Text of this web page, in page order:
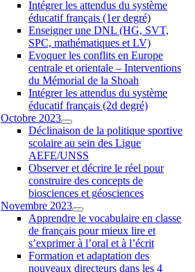
Intégrer les attendus du système
éducatif français (1er degré)
Enseigner une DNL (HG, SVT,
SPC, mathématiques et LV)
Evoquer les conflits en Europe
centrale et orientale – Interventions
du Mémorial de la Shoah
Intégrer les attendus du système
éducatif français (2d degré)
Octobre 2023
Déclinaison de la politique sportive
scolaire au sein des Ligue
AEFE/UNSS
Observer et décrire le réel pour
construire des concepts de
biosciences et géosciences
Novembre 2023
Apprendre le vocabulaire en classe
de français pour mieux lire et
s’exprimer à l’oral et à l’écrit
Formation et adaptation des
nouveaux directeurs dans les 4